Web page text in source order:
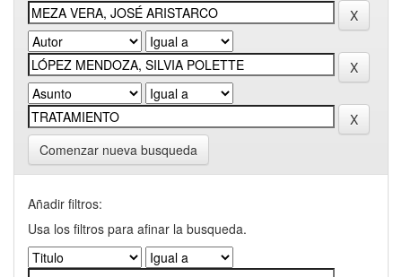
Comenzar nueva busqueda
Añadir filtros:
Usa los filtros para afinar la busqueda.